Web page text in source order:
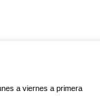
a viernes a primera